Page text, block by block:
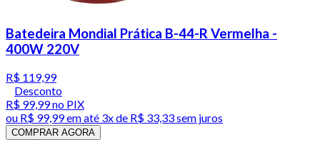
Batedeira Mondial Prática B-44-R Vermelha -
400W 220V
R$ 119,99
Desconto
R$ 99,99no PIX
ou R$ 99,99em até 3x de R$ 33,33 sem juros
COMPRAR AGORA